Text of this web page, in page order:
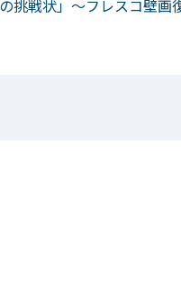
挑戦状」～フレスコ壁画